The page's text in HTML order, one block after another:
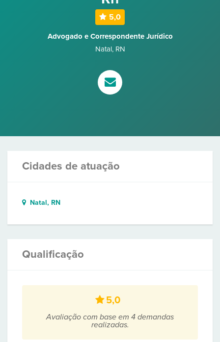
5,0
Advogado e Correspondente Jurídico
Natal, RN
Cidades de atuação
Natal, RN
Qualificação
5,0
Avaliação com base em 4 demandas
realizadas.